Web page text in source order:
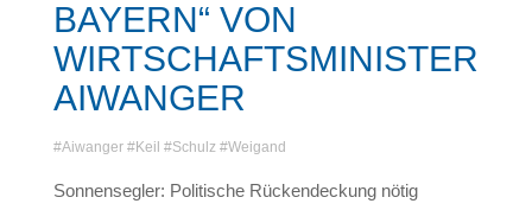
BAYERN“ VON
WIRTSCHAFTSMINISTER
AIWANGER
#Aiwanger#Keil #Schulz#Weigand
Sonnensegler: Politische Rückendeckung nötig